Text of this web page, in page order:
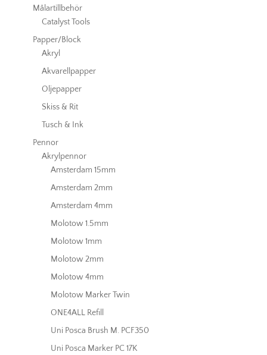
Målartillbehör
Catalyst Tools
Papper/Block
Akryl
Akvarellpapper
Oljepapper
Skiss & Rit
Tusch & Ink
Pennor
Akrylpennor
Amsterdam 15mm
Amsterdam 2mm
Amsterdam 4mm
Molotow 1.5mm
Molotow 1mm
Molotow 2mm
Molotow 4mm
Molotow Marker Twin
ONE4ALL Refill
Uni Posca Brush M. PCF350
Uni Posca Marker PC 17K